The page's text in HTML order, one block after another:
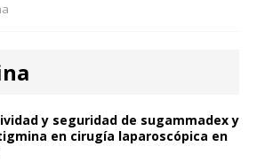
y seguridad de sugammadex y
en cirugía laparoscópica en